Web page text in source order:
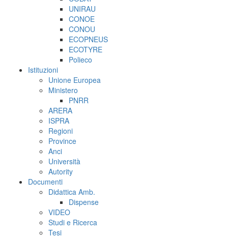
UNIRAU
CONOE
CONOU
ECOPNEUS
ECOTYRE
Polieco
Istituzioni
Unione Europea
Ministero
PNRR
ARERA
ISPRA
Regioni
Province
Anci
Università
Autority
Documenti
Didattica Amb.
Dispense
VIDEO
Studi e Ricerca
Tesi